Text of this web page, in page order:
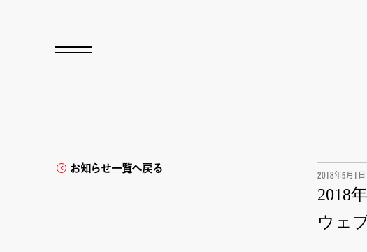
お知らせ一覧へ戻る 2018年5月1日
2018
ウェ